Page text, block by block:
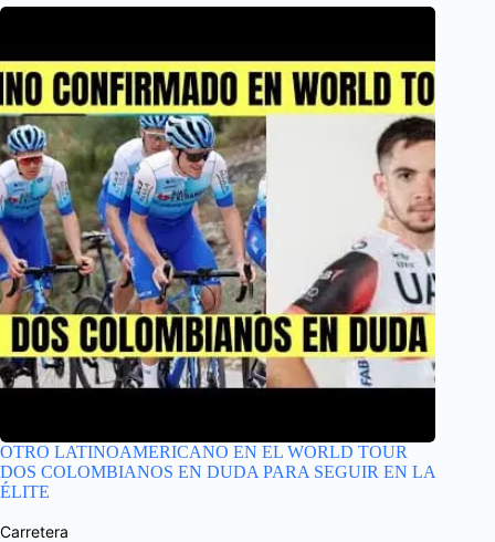
OTRO LATINOAMERICANO EN EL WORLD TOUR
DOS COLOMBIANOS EN DUDA PARA SEGUIR EN LA
ÉLITE
Carretera